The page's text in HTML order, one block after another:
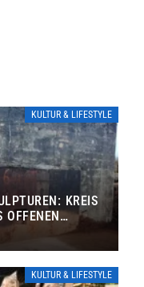
KULTUR & LIFESTYLE
KREIS
OFFENEN
KULTUR & LIFESTYLE